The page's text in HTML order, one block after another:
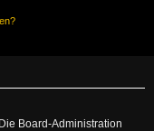
Board-Administration